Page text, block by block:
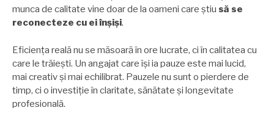
munca de calitate vine doar de la oameni care știu să se
reconecteze cu ei înșiși.
Eficiența reală nu se măsoară în ore lucrate, ci în calitatea cu
care le trăiești. Un angajat care își ia pauze este mai lucid,
mai creativ și mai echilibrat. Pauzele nu sunt o pierdere de
timp, ci o investiție în claritate, sănătate și longevitate
profesională.